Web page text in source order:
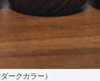
ークカラー）